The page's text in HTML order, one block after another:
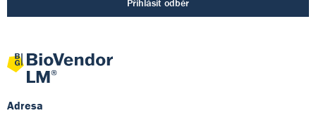
Přihlásit odběr
Adresa